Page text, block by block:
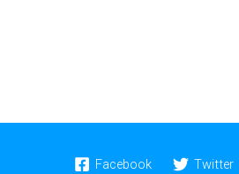
Facebook Twitter